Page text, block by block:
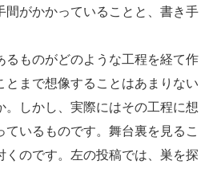
間がかかっていることと、書き手
るものがどのような工程を経て作
とまで想像することはあまりない
。しかし、実際にはその工程に想
ているものです。舞台裏を見るこ
くのです。左の投稿では、巣を探